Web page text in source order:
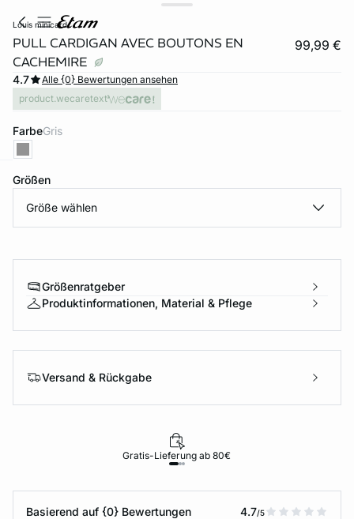
louis minicard
PULL CARDIGAN AVEC BOUTONS EN
CACHEMIRE
99,99 €
4.7
Alle {0} Bewertungen ansehen
product.wecaretext
Farbe gris
Größen
Größe wählen
Größenratgeber
Produktinformationen, Material & Pflege
Versand & Rückgabe
Gratis-Lieferung ab 80€
Basierend auf {0} Bewertungen 4.7/5